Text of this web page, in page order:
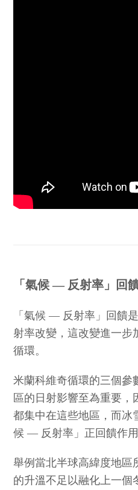
「氣候 — 反射率」回
「氣候 — 反射率」回饋
射率改變，這改變進一步
循環。
米蘭科維奇循環的三個參
區的日射影響至為重要，
都集中在這些地區，而冰
候 — 反射率」正回饋作用
舉例當北半球高緯度地區
的升溫不足以融化上一個